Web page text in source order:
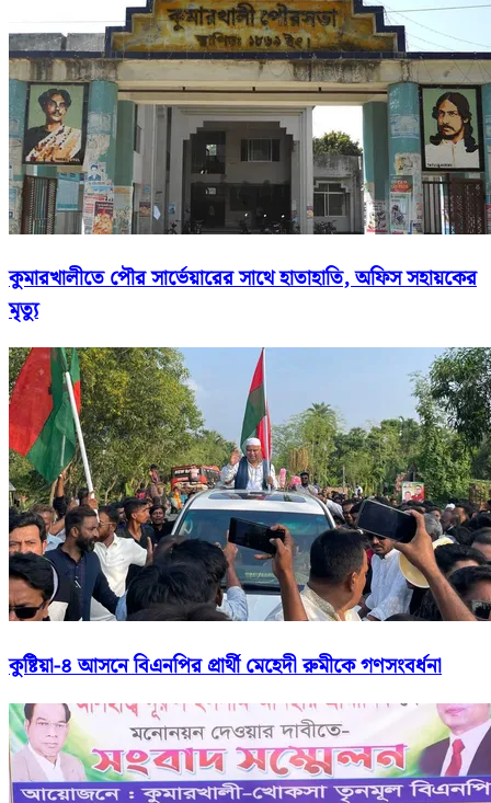
কুমারখালীতে পৌর সার্ভেয়ারের সাথে হাতাহাতি, অফিস সহায়কের
মৃত্যু
কুষ্টিয়া-৪ আসনে বিএনপির প্রার্থী মেহেদী রুমীকে গণসংবর্ধনা